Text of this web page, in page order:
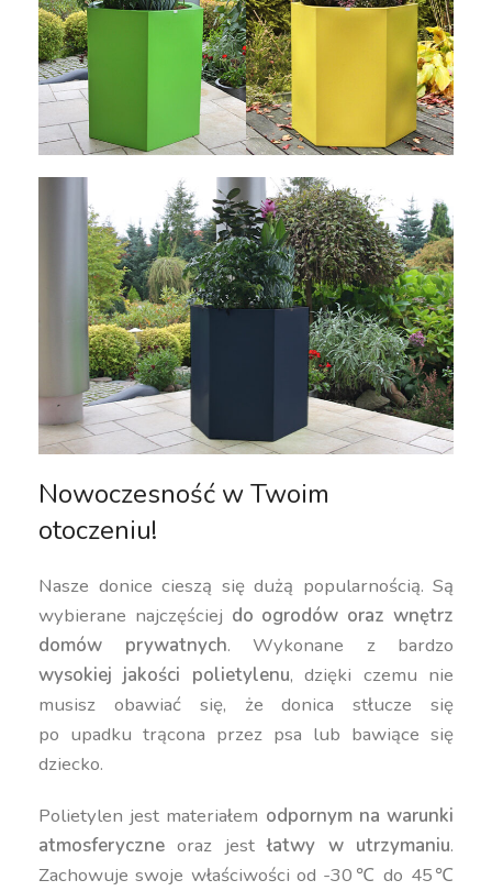
Nowoczesność w Twoim
otoczeniu!
Nasze donice cieszą się dużą popularnością. Są
wybierane najczęściej do ogrodów oraz wnętrz
domów prywatnych. Wykonane z bardzo
wysokiej jakości polietylenu, dzięki czemu nie
musisz obawiać się, że donica stłucze się
po upadku trącona przez psa lub bawiące się
dziecko.
Polietylen jest materiałem odpornym na warunki
atmosferyczne oraz jestłatwy w utrzymaniu.
Zachowuje swoje właściwości od -30℃ do 45℃